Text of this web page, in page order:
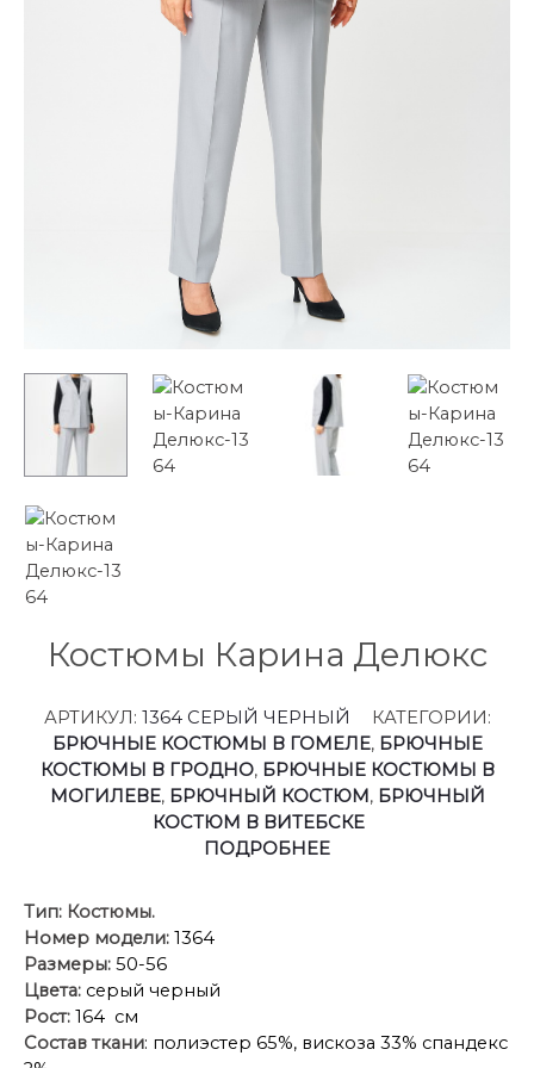
Костюмы Карина Делюкс
АРТИКУЛ: 1364 СЕРЫЙ ЧЕРНЫЙ
КАТЕГОРИИ:
БРЮЧНЫЕ КОСТЮМЫ В ГОМЕЛЕ, БРЮЧНЫЕ
КОСТЮМЫ В ГРОДНО, БРЮЧНЫЕ КОСТЮМЫ В
МОГИЛЕВЕ, БРЮЧНЫЙ КОСТЮМ, БРЮЧНЫЙ
КОСТЮМ В ВИТЕБСКЕ
ПОДРОБНЕЕ
Тип: Костюмы.
Номер модели: 1364
Размеры: 50-56
Цвета: серый черный
Рост: 164 см
Состав ткани: полиэстер 65%, вискоза 33% спандекс